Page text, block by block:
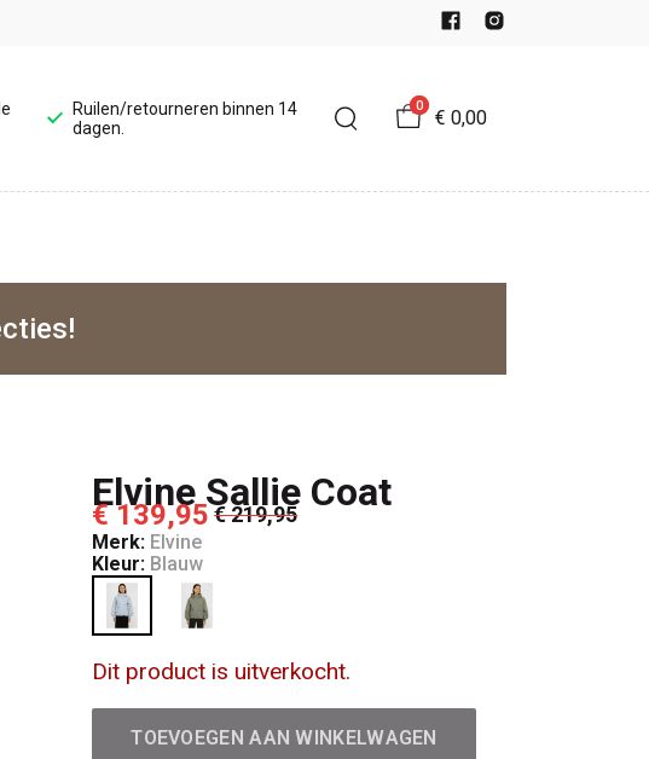
Ruilen/retourneren binnen 14
dagen.
0
€ 0,00
Elvine Sallie Coat
€ 139,95€ 219,95
Merk: Elvine
Kleur: Blauw
Dit product is uitverkocht.
TOEVOEGEN AAN WINKELWAGEN